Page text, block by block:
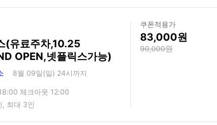
(유료주차,10.25
OPEN,넷플릭스가능)
8월 09일(일) 24시까지
체크아웃 12:00
, 최대 3인
쿠폰적용가
83,000
90,000